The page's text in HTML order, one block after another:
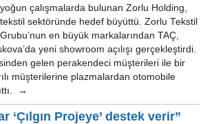
yoğun çalışmalarda bulunan Zorlu Holding,
tekstil sektöründe hedef büyüttü. Zorlu Tekstil
Grubu’nun en büyük markalarından TAÇ,
yeni showroom açılışı gerçekleştirdi.
gelen perakendeci müşterileri ile bir
müşterilerine plazmalardan otomobile
→
‘Çılgın Projeye’ destek verir”